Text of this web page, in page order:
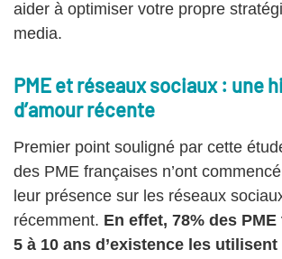
aider à optimiser votre propre
media.
PME et réseaux sociaux : une
d’amour récente
Premier point souligné par cette
des PME françaises n’ont
leur présence sur les réseaux
récemment. En effet, 78% des
5 à 10 ans d’existence les